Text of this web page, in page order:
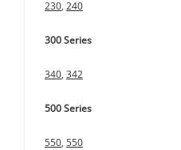
230, 240
300 Series
340, 342
500 Series
550, 550